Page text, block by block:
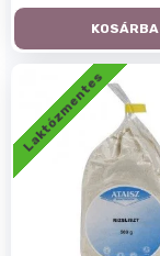
KOSÁRBA
Laktózmentes